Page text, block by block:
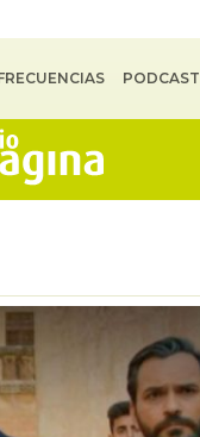
PODCAST